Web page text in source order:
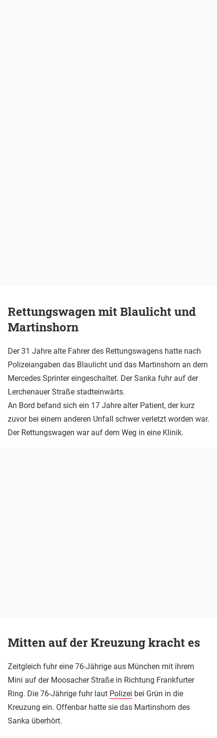
Rettungswagen mit Blaulicht und
Martinshorn
Der 31 Jahre alte Fahrer des Rettungswagens hatte nach
Polizeiangaben das Blaulicht und das Martinshorn an dem
Mercedes Sprinter eingeschaltet. Der Sanka fuhr auf der
Lerchenauer Straße stadteinwärts.
An Bord befand sich ein 17 Jahre alter Patient, der kurz
zuvor bei einem anderen Unfall schwer verletzt worden war.
Der Rettungswagen war auf dem Weg in eine Klinik.
Mitten auf der Kreuzung kracht es
Zeitgleich fuhr eine 76-Jährige aus München mit ihrem
Mini auf der Moosacher Straße in Richtung Frankfurter
Ring. Die 76-Jährige fuhr laut Polizei bei Grün in die
Kreuzung ein. Offenbar hatte sie das Martinshorn des
Sanka überhört.